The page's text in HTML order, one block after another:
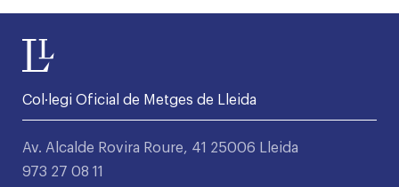
Col·legi Oficial de Metges de Lleida
Av. Alcalde Rovira Roure, 41 25006 Lleida
973 27 08 11